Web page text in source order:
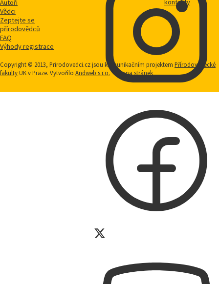
Autoři
Vědci
Zeptejte se
přírodovědců
FAQ
Výhody registrace
kontakty
Copyright © 2013, Prirodovedci.cz jsou komunikačním projektem Přírodovědecké
fakultyUK v Praze. Vytvořilo Andweb s.r.o. Mapa stránek